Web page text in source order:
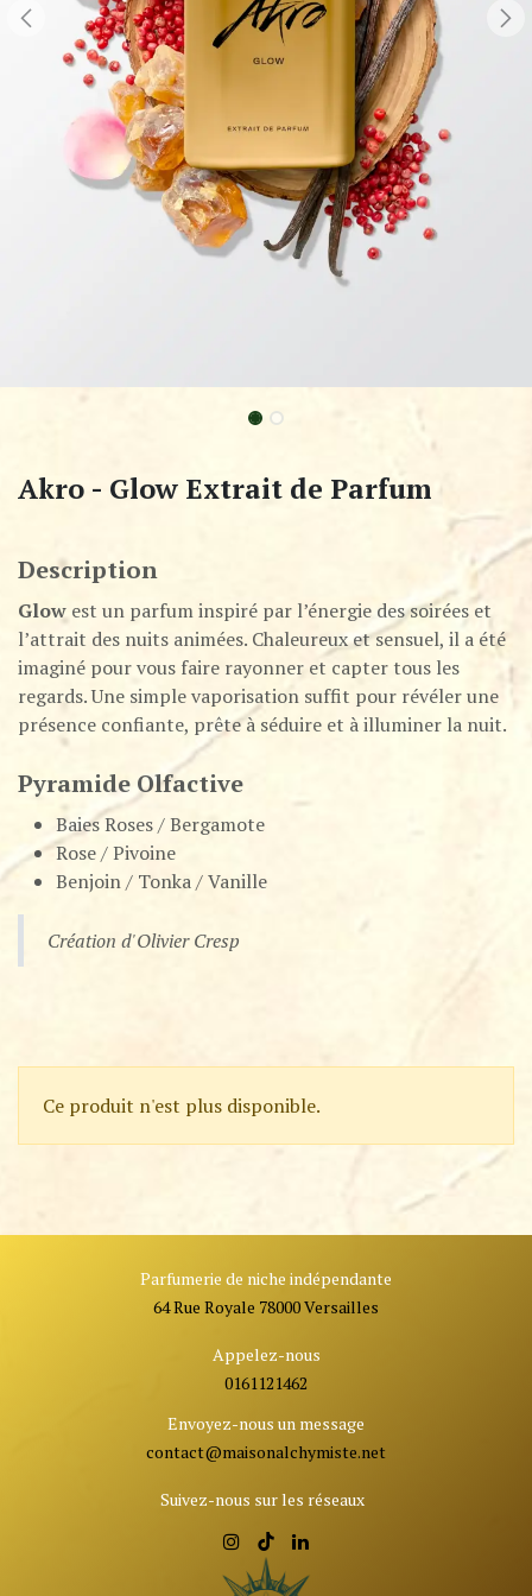
Akro - Glow Extrait de Parfum
Description
Glow est un parfum inspiré par l’énergie des soirées et
l’attrait des nuits animées. Chaleureux et sensuel, il a été
imaginé pour vous faire rayonner et capter tous les
regards. Une simple vaporisation suffit pour révéler une
présence confiante, prête à séduire et à illuminer la nuit.
Pyramide Olfactive
Baies Roses / Bergamote
Rose / Pivoine
Benjoin / Tonka / Vanille
Création d'Olivier Cresp
Ce produit n'est plus disponible.
Parfumerie de niche indépendante
64 Rue Royale 78000 Versailles
Appelez-nous
0161121462
Envoyez-nous un message
contact@maisonalchymiste.net
Suivez-nous sur les réseaux